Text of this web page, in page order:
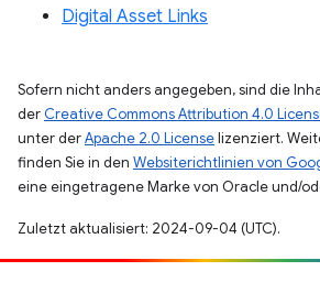
Digital Asset Links
Sofern nicht anders angegeben, sind die
der Creative Commons Attribution 4.0
unter derApache 2.0 Licenselizenziert.
finden Sie in den Websiterichtlinien von
eine eingetragene Marke von Oracle und/
Zuletzt aktualisiert: 2024-09-04 (UTC).